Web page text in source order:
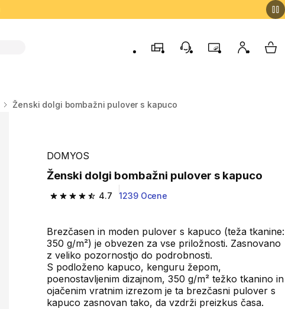
TrgovinePodporo strankam
ProgramMoj račun
Ženski dolgi bombažni pulover s kapuco
DOMYOS
Ženski dolgi bombažni pulover s kapuco
4.7
4.7 od 5 zvezdic from 1239 ocene
1239 Ocene
Brezčasen in moden pulover s kapuco (teža tkanine:
350 g/m²) je obvezen za vse priložnosti. Zasnovano
z veliko pozornostjo do podrobnosti.
S podloženo kapuco, kenguru žepom,
poenostavljenim dizajnom, 350 g/m² težko tkanino in
ojačenim vratnim izrezom je ta brezčasni pulover s
kapuco zasnovan tako, da vzdrži preizkus časa.